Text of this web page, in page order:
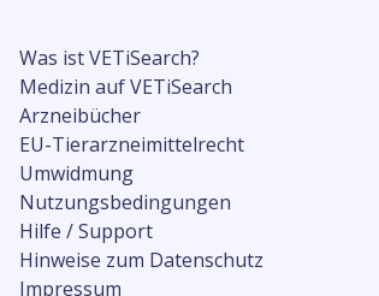
Was ist VETiSearch?
Medizin auf VETiSearch
Arzneibücher
EU-Tierarzneimittelrecht
Umwidmung
Nutzungsbedingungen
Hilfe / Support
Hinweise zum Datenschutz
Impressum